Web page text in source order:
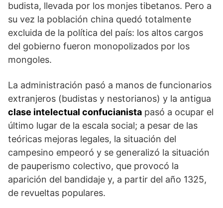
budista, llevada por los monjes tibetanos. Pero a
su vez la población china quedó totalmente
excluida de la política del país: los altos cargos
del gobierno fueron monopolizados por los
mongoles.
La administración pasó a manos de funcionarios
extranjeros (budistas y nestorianos) y la antigua
clase intelectual confucianista pasó a ocupar el
último lugar de la escala social; a pesar de las
teóricas mejoras legales, la situación del
campesino empeoró y se generalizó la situación
de pauperismo colectivo, que provocó la
aparición del bandidaje y, a partir del año 1325,
de revueltas populares.